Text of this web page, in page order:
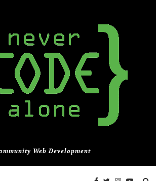
Web Development